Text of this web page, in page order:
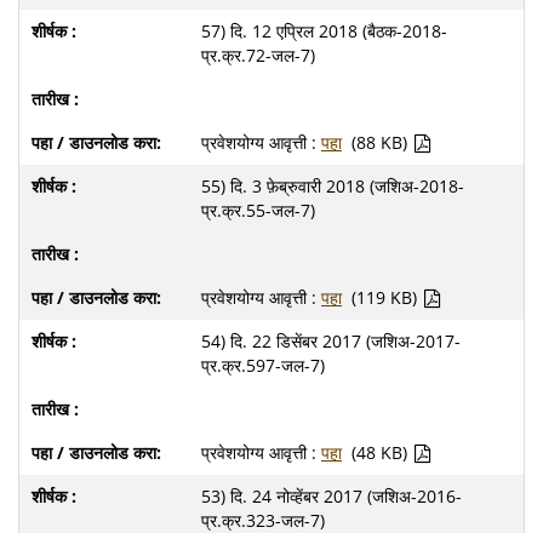
57) दि. 12 एप्रिल 2018 (बैठक-2018-
प्र.क्र.72-जल-7)
प्रवेशयोग्य आवृत्ती : पहा (88 KB)
55) दि. 3 फ़ेब्रुवारी 2018 (जशिअ-2018-
प्र.क्र.55-जल-7)
प्रवेशयोग्य आवृत्ती : पहा (119 KB)
54) दि. 22 डिसेंबर 2017 (जशिअ-2017-
प्र.क्र.597-जल-7)
प्रवेशयोग्य आवृत्ती : पहा (48 KB)
53) दि. 24 नोव्हेंबर 2017 (जशिअ-2016-
प्र.क्र.323-जल-7)